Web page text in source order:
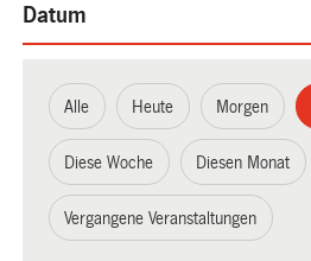
Datum
Alle Heute Morgen
Diese Woche Diesen Monat
Vergangene Veranstaltungen